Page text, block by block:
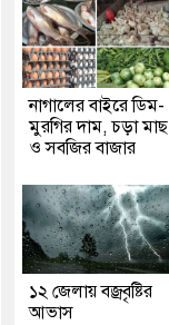
নাগালের বাইরে ডিম-
মুরগির দাম, চড়া মাছ
ও সবজির বাজার
১২ জেলায় বজ্রবৃষ্টির
আভাস